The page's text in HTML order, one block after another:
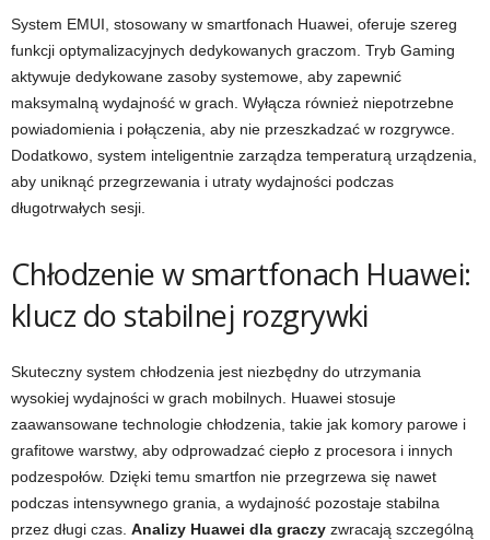
System EMUI, stosowany w smartfonach Huawei, oferuje szereg
funkcji optymalizacyjnych dedykowanych graczom. Tryb Gaming
aktywuje dedykowane zasoby systemowe, aby zapewnić
maksymalną wydajność w grach. Wyłącza również niepotrzebne
powiadomienia i połączenia, aby nie przeszkadzać w rozgrywce.
Dodatkowo, system inteligentnie zarządza temperaturą urządzenia,
aby uniknąć przegrzewania i utraty wydajności podczas
długotrwałych sesji.
Chłodzenie w smartfonach Huawei:
klucz do stabilnej rozgrywki
Skuteczny system chłodzenia jest niezbędny do utrzymania
wysokiej wydajności w grach mobilnych. Huawei stosuje
zaawansowane technologie chłodzenia, takie jak komory parowe i
grafitowe warstwy, aby odprowadzać ciepło z procesora i innych
podzespołów. Dzięki temu smartfon nie przegrzewa się nawet
podczas intensywnego grania, a wydajność pozostaje stabilna
przez długi czas. Analizy Huawei dla graczy zwracają szczególną